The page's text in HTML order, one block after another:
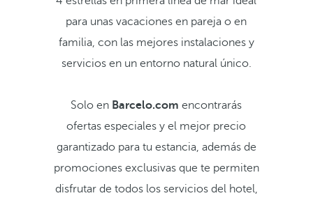
para unas vacaciones en pareja o en
familia, con las mejores instalaciones y
servicios en un entorno natural único.
Solo en Barcelo.com encontrarás
ofertas especiales y el mejor precio
garantizado para tu estancia, además de
promociones exclusivas que te permiten
disfrutar de todos los servicios del hotel,